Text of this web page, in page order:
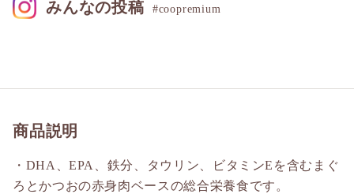
商品説明
・DHA、EPA、鉄分、タウリン、ビタミンEを含むまぐ
ろとかつおの赤身肉ベースの総合栄養食です。
みんなの投稿 #coopremium